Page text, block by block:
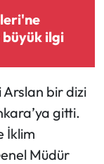
ilgi
Arslan bir dizi
gitti.
İklim
Müdür